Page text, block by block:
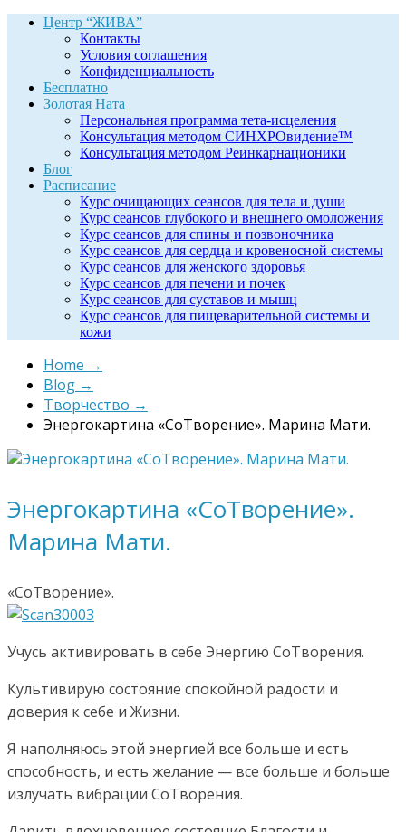
Центр “ЖИВА”
Контакты
Условия соглашения
Конфиденциальность
Бесплатно
Золотая Ната
Персональная программа тета-исцеления
Консультация методом СИНХРОвидение™
Консультация методом Реинкарнационики
Блог
Расписание
Курс очищающих сеансов для тела и души
Курс сеансов глубокого и внешнего омоложения
Курс сеансов для спины и позвоночника
Курс сеансов для сердца и кровеносной системы
Курс сеансов для женского здоровья
Курс сеансов для печени и почек
Курс сеансов для суставов и мышц
Курс сеансов для пищеварительной системы и
кожи
Home →
Blog →
Творчество →
Энергокартина «СоТворение». Марина Мати.
Энергокартина «СоТворение».
Марина Мати.
«СоТворение».
Учусь активировать в себе Энергию СоТворения.
Культивирую состояние спокойной радости и
доверия к себе и Жизни.
Я наполняюсь этой энергией все больше и есть
способность, и есть желание — все больше и больше
излучать вибрации СоТворения.